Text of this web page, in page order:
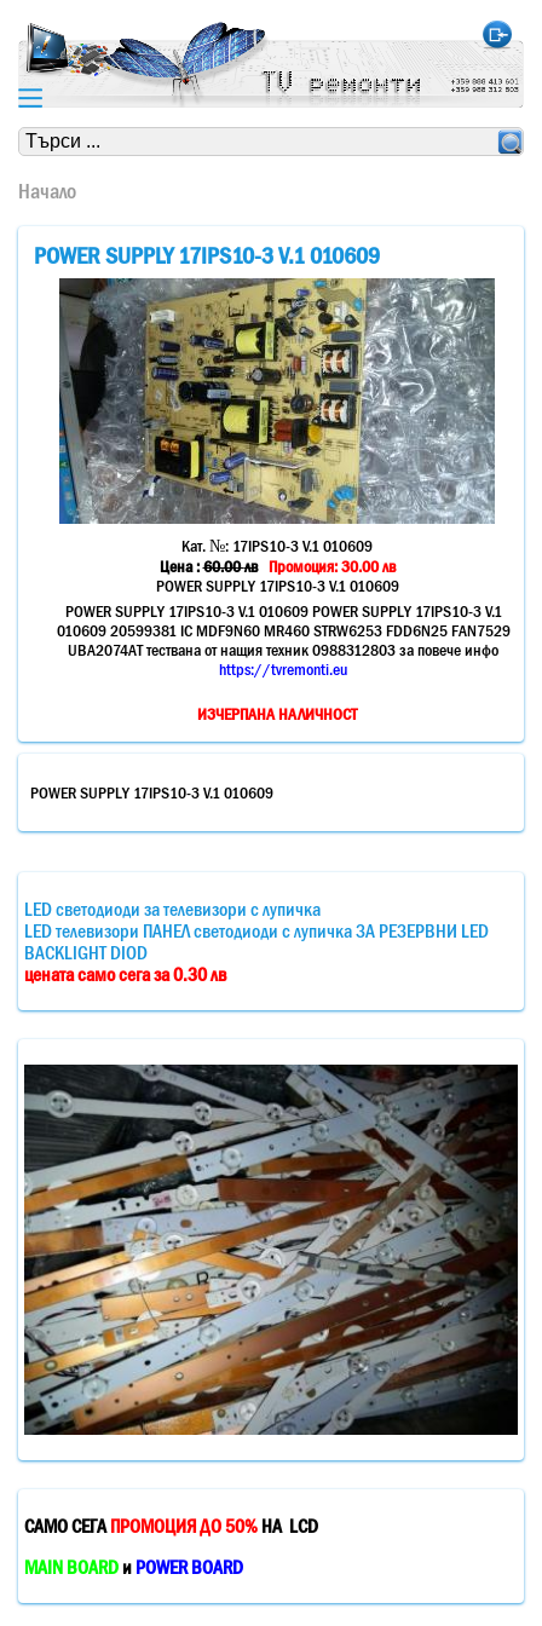
https://www.high-endrolex.com/24
Начало
POWER SUPPLY 17IPS10-3 V.1 010609
Кат. №: 17IPS10-3 V.1 010609
Цена :60.00лв Промоция: 30.00 лв
POWER SUPPLY 17IPS10-3 V.1 010609
POWER SUPPLY 17IPS10-3 V.1 010609 POWER SUPPLY 17IPS10-3 V.1
010609 20599381 IC MDF9N60 MR460 STRW6253 FDD6N25 FAN7529
UBA2074AT тествана от нащия техник 0988312803 за повече инфо
https://tvremonti.eu
ИЗЧЕРПАНА НАЛИЧНОСТ
POWER SUPPLY 17IPS10-3 V.1 010609
LED светодиоди за телевизори с лупичка
LED телевизори ПАНЕЛ светодиоди с лупичка ЗА РЕЗЕРВНИ LED
BACKLIGHT DIOD
цената само сега за 0.30 лв
САМО СЕГАПРОМОЦИЯ ДО 50% НА LCD
MAIN BOARD и POWER BOARD